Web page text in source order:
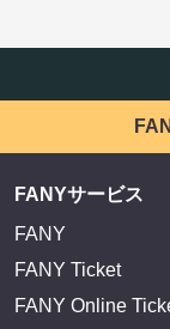
FANYサービス
FANY
FANY Ticket
FANY Online